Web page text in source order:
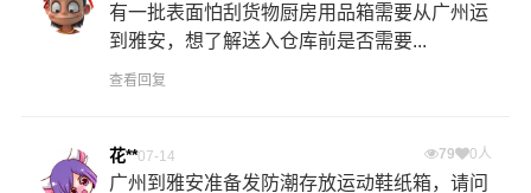
有一批表面怕刮货物厨房用品箱需要从广州运
到雅安，想了解送入仓库前是否需要...
查看回复
花**07-14 79 0人
广州到雅安准备发防潮存放运动鞋纸箱，请问